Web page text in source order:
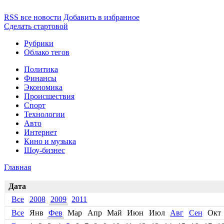
RSS все новости Добавить в избранное
Сделать стартовой
Рубрики
Облако тегов
Политика
Финансы
Экономика
Происшествия
Спорт
Технологии
Авто
Интернет
Кино и музыка
Шоу-бизнес
Главная
Дата
Все
2008 2009
2011
Все
Янв Фев Мар Апр Май Июн Июл Авг Сен Окт